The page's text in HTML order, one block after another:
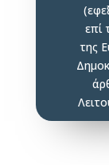
επί
της